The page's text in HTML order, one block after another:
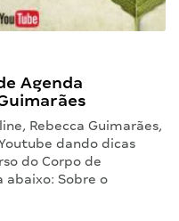
Agenda
Rebecca Guimarães,
dando dicas
do Corpo de
abaixo: Sobre o